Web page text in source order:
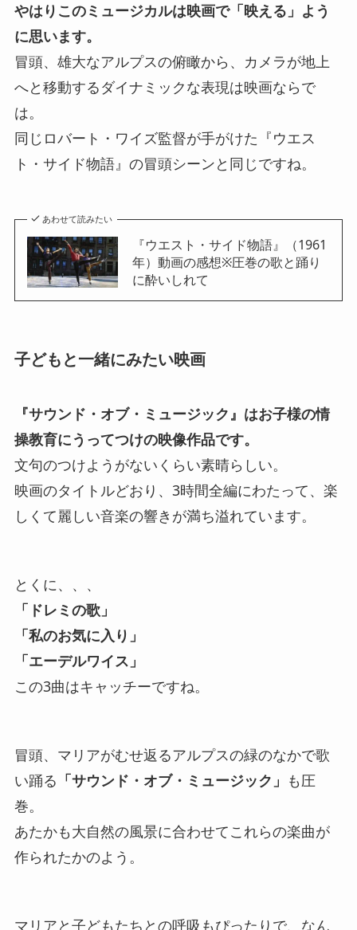
やはりこのミュージカルは映画で「映える」よう
に思います。
冒頭、雄大なアルプスの俯瞰から、カメラが地上
へと移動するダイナミックな表現は映画ならで
は。
同じロバート・ワイズ監督が手がけた『ウエス
ト・サイド物語』の冒頭シーンと同じですね。
あわせて読みたい
『ウエスト・サイド物語』（1961
年）動画の感想※圧巻の歌と踊り
に酔いしれて
子どもと一緒にみたい映画
『サウンド・オブ・ミュージック』はお子様の情
操教育にうってつけの映像作品です。
文句のつけようがないくらい素晴らしい。
映画のタイトルどおり、3時間全編にわたって、楽
しくて麗しい音楽の響きが満ち溢れています。
とくに、、、
「ドレミの歌」
「私のお気に入り」
「エーデルワイス」
この3曲はキャッチーですね。
冒頭、マリアがむせ返るアルプスの緑のなかで歌
い踊る 「サウンド・オブ・ミュージック」 も圧
巻。
あたかも大自然の風景に合わせてこれらの楽曲が
作られたかのよう。
マリアと子どもたちとの呼吸もぴったりで、なん